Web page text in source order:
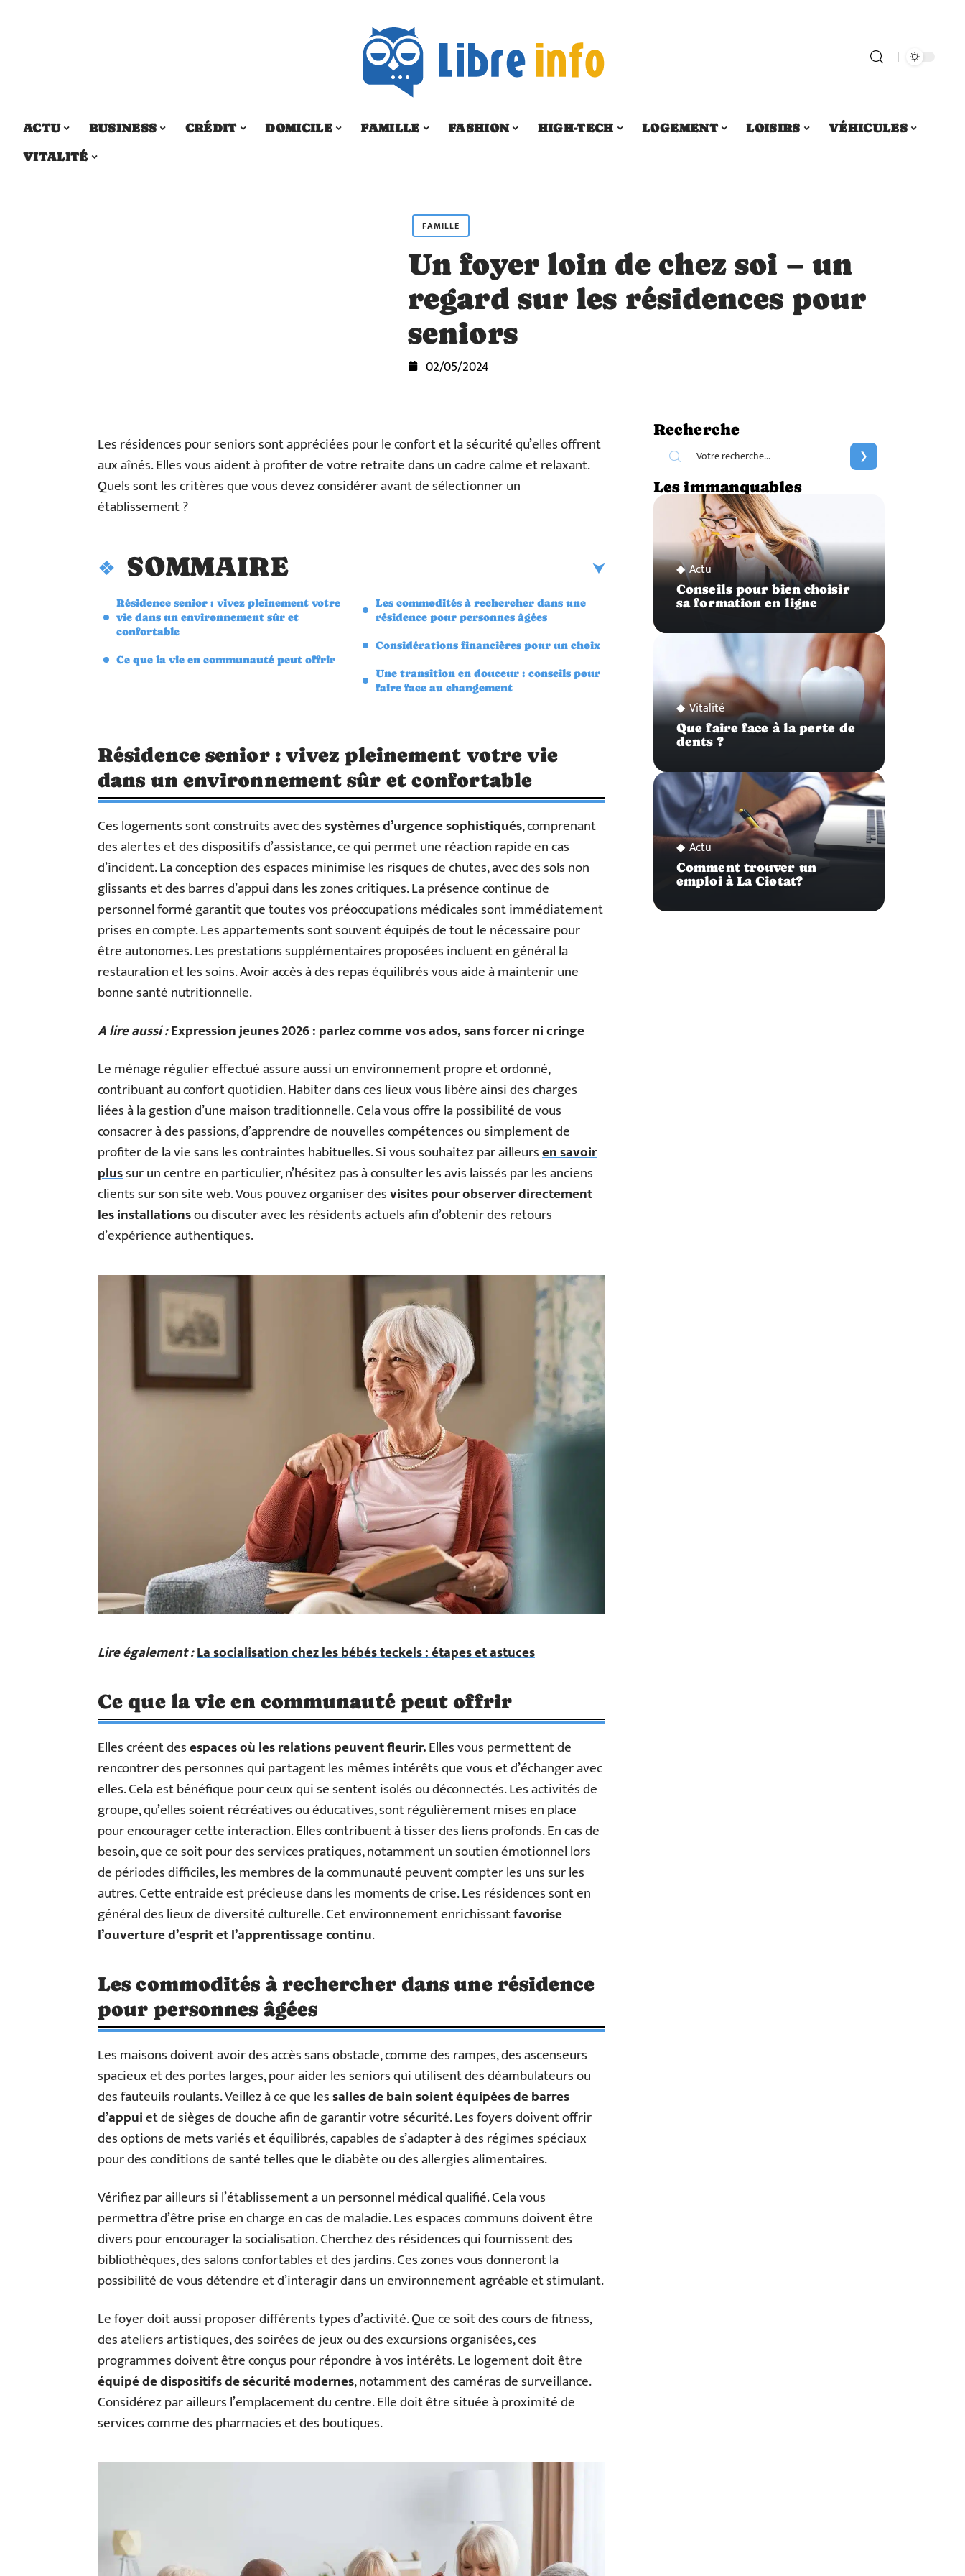
ACTU BUSINESS CRÉDIT DOMICILE FAMILLE FASHION HIGH-TECH LOGEMENT LOISIRS
VÉHICULES
VITALITÉ
FAMILLE
Un foyer loin de chez soi – un
regard sur les résidences pour
seniors
02/05/2024
Les résidences pour seniors sont appréciées pour le confort et la sécurité qu’elles offrent
aux aînés. Elles vous aident à profiter de votre retraite dans un cadre calme et relaxant.
Quels sont les critères que vous devez considérer avant de sélectionner un
établissement ?
SOMMAIRE
Résidence senior : vivez pleinement votre
vie dans un environnement sûr et
confortable
Ce que la vie en communauté peut offrir
Les commodités à rechercher dans une
résidence pour personnes âgées
Considérations financières pour un choix
Une transition en douceur : conseils pour
faire face au changement
Résidence senior : vivez pleinement votre vie
dans un environnement sûr et confortable
Ces logements sont construits avec dessystèmes d’urgence sophistiqués, comprenant
des alertes et des dispositifs d’assistance, ce qui permet une réaction rapide en cas
d’incident. La conception des espaces minimise les risques de chutes, avec des sols non
glissants et des barres d’appui dans les zones critiques. La présence continue de
personnel formé garantit que toutes vos préoccupations médicales sont immédiatement
prises en compte. Les appartements sont souvent équipés de tout le nécessaire pour
être autonomes. Les prestations supplémentaires proposées incluent en général la
restauration et les soins. Avoir accès à des repas équilibrés vous aide à maintenir une
bonne santé nutritionnelle.
A lire aussi :Expression jeunes 2026 : parlez comme vos ados, sans forcer ni cringe
Le ménage régulier effectué assure aussi un environnement propre et ordonné,
contribuant au confort quotidien. Habiter dans ces lieux vous libère ainsi des charges
liées à la gestion d’une maison traditionnelle. Cela vous offre la possibilité de vous
consacrer à des passions, d’apprendre de nouvelles compétences ou simplement de
profiter de la vie sans les contraintes habituelles. Si vous souhaitez par ailleursen savoir
plussur un centre en particulier, n’hésitez pas à consulter les avis laissés par les anciens
clients sur son site web. Vous pouvez organiser desvisites pour observer directement
les installationsou discuter avec les résidents actuels afin d’obtenir des retours
d’expérience authentiques.
Lire également :La socialisation chez les bébés teckels : étapes et astuces
Ce que la vie en communauté peut offrir
Elles créent desespaces où les relations peuvent fleurir.Elles vous permettent de
rencontrer des personnes qui partagent les mêmes intérêts que vous et d’échanger avec
elles. Cela est bénéfique pour ceux qui se sentent isolés ou déconnectés. Les activités de
groupe, qu’elles soient récréatives ou éducatives, sont régulièrement mises en place
pour encourager cette interaction. Elles contribuent à tisser des liens profonds. En cas de
besoin, que ce soit pour des services pratiques, notamment un soutien émotionnel lors
de périodes difficiles, les membres de la communauté peuvent compter les uns sur les
autres. Cette entraide est précieuse dans les moments de crise. Les résidences sont en
général des lieux de diversité culturelle. Cet environnement enrichissantfavorise
l’ouverture d’esprit et l’apprentissage continu.
Les commodités à rechercher dans une résidence
pour personnes âgées
Les maisons doivent avoir des accès sans obstacle, comme des rampes, des ascenseurs
spacieux et des portes larges, pour aider les seniors qui utilisent des déambulateurs ou
des fauteuils roulants. Veillez à ce que lessalles de bain soient équipées de barres
d’appuiet de sièges de douche afin de garantir votre sécurité. Les foyers doivent offrir
des options de mets variés et équilibrés, capables de s’adapter à des régimes spéciaux
pour des conditions de santé telles que le diabète ou des allergies alimentaires.
Vérifiez par ailleurs si l’établissement a un personnel médical qualifié. Cela vous
permettra d’être prise en charge en cas de maladie. Les espaces communs doivent être
divers pour encourager la socialisation. Cherchez des résidences qui fournissent des
bibliothèques, des salons confortables et des jardins. Ces zones vous donneront la
possibilité de vous détendre et d’interagir dans un environnement agréable et stimulant.
Le foyer doit aussi proposer différents types d’activité. Que ce soit des cours de fitness,
des ateliers artistiques, des soirées de jeux ou des excursions organisées, ces
programmes doivent être conçus pour répondre à vos intérêts. Le logement doit être
équipé de dispositifs de sécurité modernes, notamment des caméras de surveillance.
Considérez par ailleurs l’emplacement du centre. Elle doit être située à proximité de
services comme des pharmacies et des boutiques.
Recherche
Les immanquables
Actu
Conseils pour bien choisir
sa formation en ligne
Vitalité
Que faire face à la perte de
dents ?
Actu
Comment trouver un
emploi à La Ciotat?